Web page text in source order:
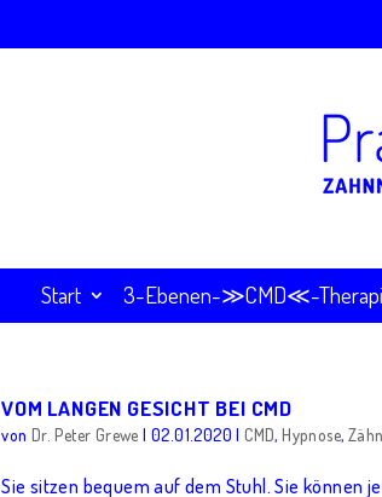
Start 3-Ebenen-≫CMD≪-
VOM LANGEN GESICHT BEI CMD
von Dr. Peter Grewe | 02.01.2020 |CMD,Hypnose,
Sie sitzen bequem auf dem Stuhl. Sie können